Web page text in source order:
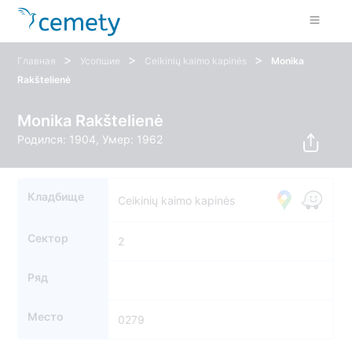
Главная > Усопшие > Ceikinių kaimo kapinės >
Monika
Rakštelienė
Monika Rakštelienė
Родился: 1904, Умер: 1962
Кладбище Ceikinių kaimo kapinės
Сектор 2
Ряд
Место 0279